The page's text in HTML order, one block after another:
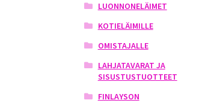
LUONNONELÄIMET
KOTIELÄIMILLE
OMISTAJALLE
LAHJATAVARAT JA
SISUSTUSTUOTTEET
FINLAYSON